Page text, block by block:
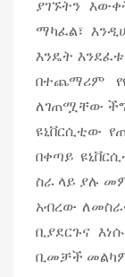
ያገኙትን
ማካፈል፣
እንዴት
በተጨማሪም
ለገጠሟቸው
ዩኒቨርሲቲው
በቀጣይ
ስራ ላይ ያሉ
አብረው
ቢያደርጉና
ቢመቻች መልካም